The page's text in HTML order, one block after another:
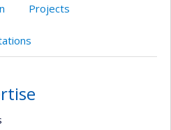
Projects